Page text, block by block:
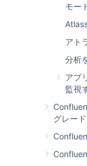
モー
アト
分析
アプ
監視
グレー
監査ログ
ると、デ
できます。
ログ ファ
のデータ
間が不要
ードパー
単に連携す
For
instances,
can be